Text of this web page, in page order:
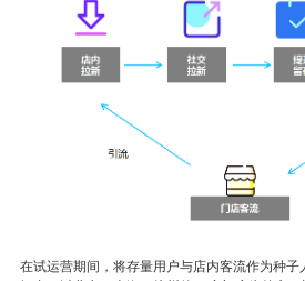
在试运营期间，将存量用户与店内客流作为种子